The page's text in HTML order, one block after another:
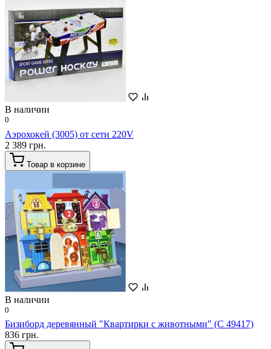
В наличии
0
Аэрохокей (3005) от сети 220V
2 389 грн.
Товар в корзине
В наличии
0
Бизиборд деревянный "Квартирки с животными" (С 49417)
836 грн.